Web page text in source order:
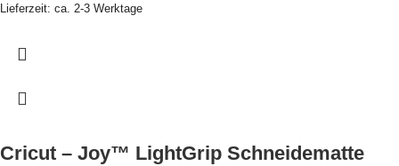
Lieferzeit: ca. 2-3 Werktage
Cricut – Joy™ LightGrip Schneidematte